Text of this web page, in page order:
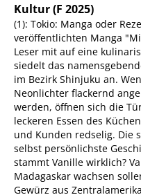
Kultur(F 2025)
(1): Tokio: Manga oder
veröffentlichten Manga
Leser mit auf eine
siedelt das
im Bezirk Shinjuku an.
Neonlichter flackernd
werden, öffnen sich die
leckeren Essen des
und Kunden redselig. Die
selbst persönlichste
stammt Vanille wirklich?
Madagaskar wachsen
Gewürz aus